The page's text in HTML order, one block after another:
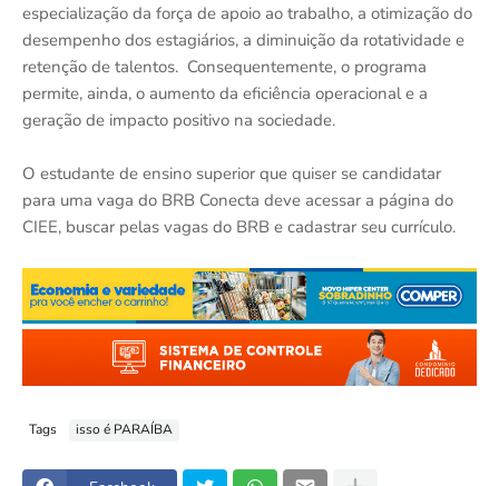
especialização da força de apoio ao trabalho, a otimização do
desempenho dos estagiários, a diminuição da rotatividade e
retenção de talentos. Consequentemente, o programa
permite, ainda, o aumento da eficiência operacional e a
geração de impacto positivo na sociedade.
O estudante de ensino superior que quiser se candidatar
para uma vaga do BRB Conecta deve acessar a página do
CIEE, buscar pelas vagas do BRB e cadastrar seu currículo.
Tags isso é PARAÍBA